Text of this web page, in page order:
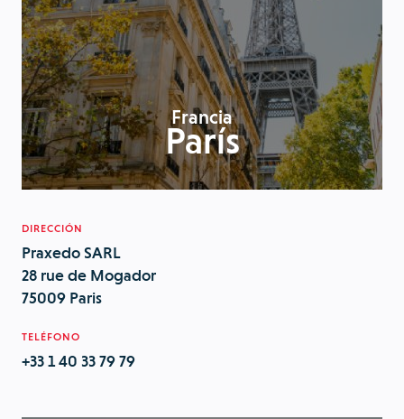
Francia
París
DIRECCIÓN
Praxedo SARL
28 rue de Mogador
75009 Paris
TELÉFONO
+33 1 40 33 79 79